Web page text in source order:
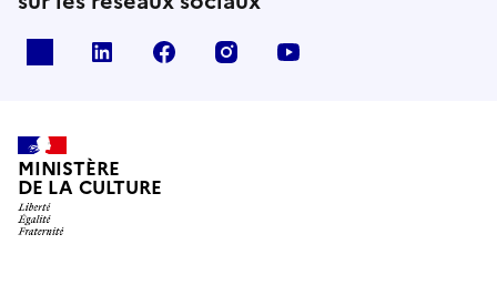
linkedin facebook instagram
MINISTÈRE
DE LA CULTURE